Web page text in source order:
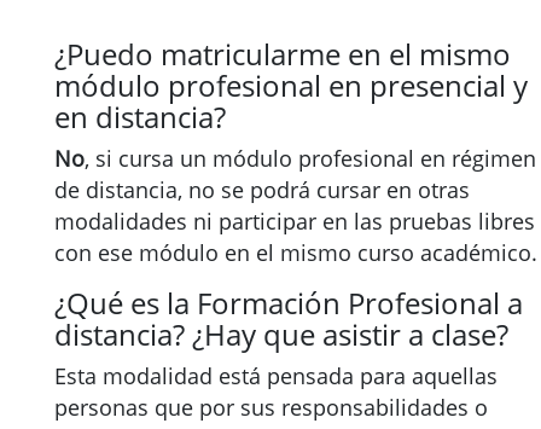
¿Puedo matricularme en el mismo
módulo profesional en presencial y
en distancia?
No, si cursa un módulo profesional en régimen
de distancia, no se podrá cursar en otras
modalidades ni participar en las pruebas libres
con ese módulo en el mismo curso académico.
¿Qué es la Formación Profesional a
distancia? ¿Hay que asistir a clase?
Esta modalidad está pensada para aquellas
personas que por sus responsabilidades o